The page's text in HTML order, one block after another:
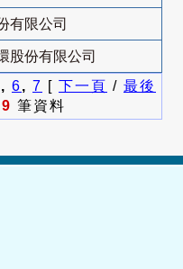
有限公司
股份有限公司
6, 7 [ 下一頁 / 最後
筆資料